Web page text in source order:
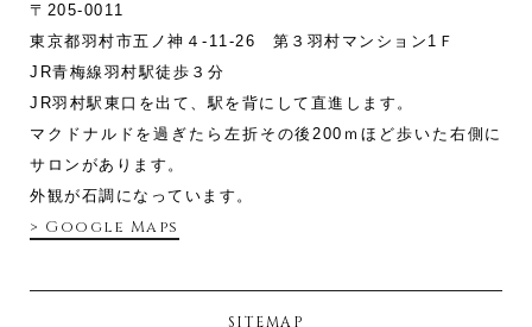
〒205-0011
東京都羽村市五ノ神４-11‐26 第３羽村マンション1Ｆ
JR青梅線羽村駅徒歩３分
JR羽村駅東口を出て、駅を背にして直進します。
マクドナルドを過ぎたら左折その後200ｍほど歩いた右側に
サロンがあります。
外観が石調になっています。
> Google Maps
SITEMAP